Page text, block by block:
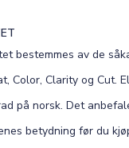
bestemmes av de
Color, Clarity og Cut.
på norsk. Det
betydning før du